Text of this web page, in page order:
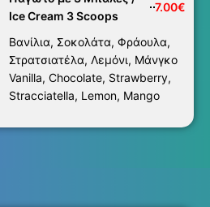
Ice Cream 3 Scoops
7.00€
Βανίλια, Σοκολάτα, Φράουλα,
Στρατσιατέλα, Λεμόνι, Μάνγκο
Vanilla, Chocolate, Strawberry,
Stracciatella, Lemon, Mango